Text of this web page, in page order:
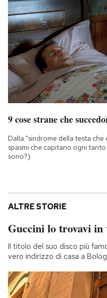
9 cose strane che
Dalla "sindrome della testa
spasmi che capitano ogni
sono?)
ALTRE STORIE
Guccini lo trovavi in
Il titolo del suo disco più
vero indirizzo di casa a